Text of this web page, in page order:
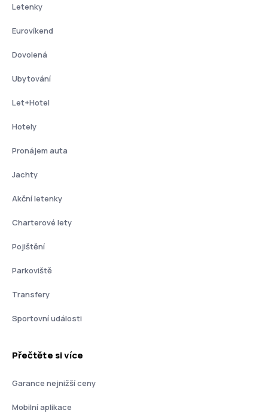
Letenky
Eurovíkend
Dovolená
Ubytování
Let+Hotel
Hotely
Pronájem auta
Jachty
Akční letenky
Charterové lety
Pojištění
Parkoviště
Transfery
Sportovní události
Přečtěte si více
Garance nejnižší ceny
Mobilní aplikace